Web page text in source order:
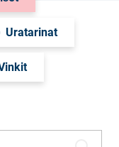
Uratarinat